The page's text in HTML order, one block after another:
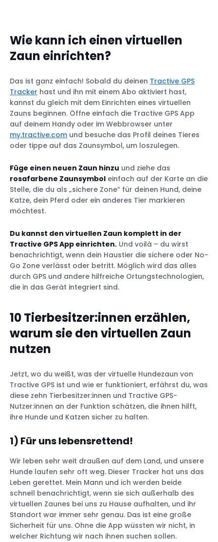
Wie kann ich einen virtuellen
Zaun einrichten?
Das ist ganz einfach! Sobald du deinen Tractive GPS
Tracker hast und ihn mit einem Abo aktiviert hast,
kannst du gleich mit dem Einrichten eines virtuellen
Zauns beginnen. Öffne einfach die Tractive GPS App
auf deinem Handy oder im Webbrowser unter
my.tractive.com und besuche das Profil deines Tieres
oder tippe auf das Zaunsymbol, um loszulegen.
Füge einen neuen Zaun hinzu und ziehe das
rosafarbene Zaunsymbol einfach auf der Karte an die
Stelle, die du als „sichere Zone“ für deinen Hund, deine
Katze, dein Pferd oder ein anderes Tier markieren
möchtest.
Du kannst den virtuellen Zaun komplett in der
Tractive GPS App einrichten. Und voilà – du wirst
benachrichtigt, wenn dein Haustier die sichere oder No-
Go Zone verlässt oder betritt. Möglich wird das alles
durch GPS und andere hilfreiche Ortungstechnologien,
die in das Gerät integriert sind.
10 Tierbesitzer:innen erzählen,
warum sie den virtuellen Zaun
nutzen
Jetzt, wo du weißt, was der virtuelle Hundezaun von
Tractive GPS ist und wie er funktioniert, erfährst du, was
diese zehn Tierbesitzer:innen und Tractive GPS-
Nutzer:innen an der Funktion schätzen, die ihnen hilft,
ihre Hunde und Katzen sicher zu halten.
1) Für uns lebensrettend!
Wir leben sehr weit draußen auf dem Land, und unsere
Hunde laufen sehr oft weg. Dieser Tracker hat uns das
Leben gerettet. Mein Mann und ich werden beide
schnell benachrichtigt, wenn sie sich außerhalb des
virtuellen Zaunes bei uns zu Hause aufhalten, und ihr
Standort war immer sehr genau. Das ist eine große
Sicherheit für uns. Ohne die App wüssten wir nicht, in
welcher Richtung wir nach ihnen suchen sollen.